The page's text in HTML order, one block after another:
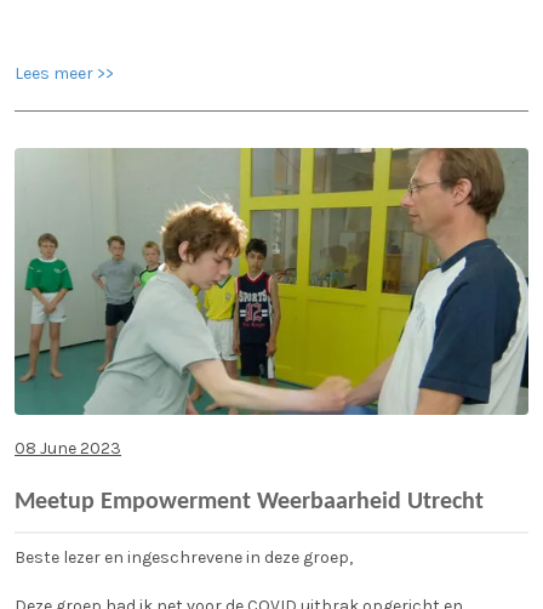
Lees meer >>
08 June 2023
Meetup Empowerment Weerbaarheid Utrecht
Beste lezer en ingeschrevene in deze groep,